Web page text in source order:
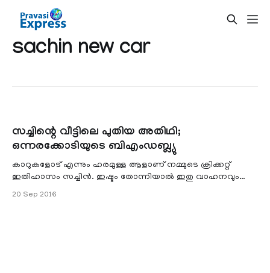
sachin new car
സച്ചിന്റെ വീട്ടിലെ പുതിയ അതിഥി;
ഒന്നരക്കോടിയുടെ ബിഎംഡബ്ല്യു
കാറുകളോട് എന്നും ഹരമുള്ള ആളാണ്‌ നമ്മുടെ ക്രിക്കറ്റ്‌
ഇതിഹാസം സച്ചിന്‍. ഇഷ്ടം തോന്നിയാല്‍ ഇതു വാഹനവും
സച്ചിന്‍ സ്വന്തമാക്കും. അദ്ദേഹത്തിന്റെ ഗ്യാരേജിലെ ഏറ്റവും
20 Sep 2016